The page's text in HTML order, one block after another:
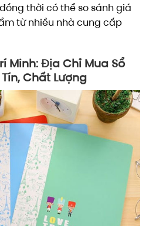
thời có thể so sánh giá
từ nhiều nhà cung cấp
Minh: Địa Chỉ Mua Sổ
Chất Lượng